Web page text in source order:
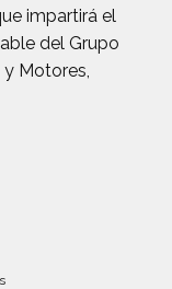
impartirá el
del Grupo
Motores,